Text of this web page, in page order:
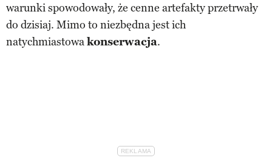
warunki spowodowały, że cenne artefakty przetrwały
do dzisiaj. Mimo to niezbędna jest ich
natychmiastowakonserwacja.